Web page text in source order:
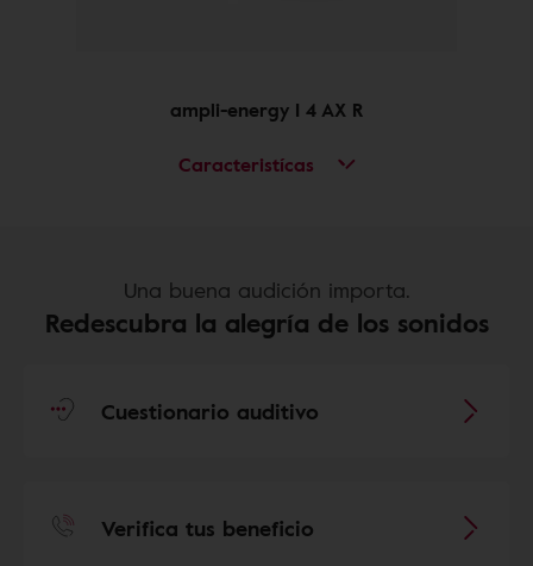
ampli-energy I 4 AX R
Caracteristícas
Una buena audición importa.
Redescubra la alegría de los sonidos
Cuestionario auditivo
Verifica tus beneficio